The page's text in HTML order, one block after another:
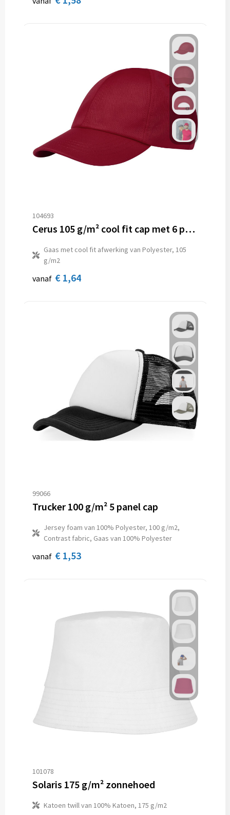
104693
Cerus 105 g/m² cool fit cap met 6 panelen
Gaas met cool fit afwerking van Polyester, 105
g/m2
vanaf € 1,64
99066
Trucker 100 g/m² 5 panel cap
Jersey foam van 100% Polyester, 100 g/m2,
Contrast fabric, Gaas van 100% Polyester
vanaf € 1,53
101078
Solaris 175 g/m² zonnehoed
Katoen twill van 100% Katoen, 175 g/m2